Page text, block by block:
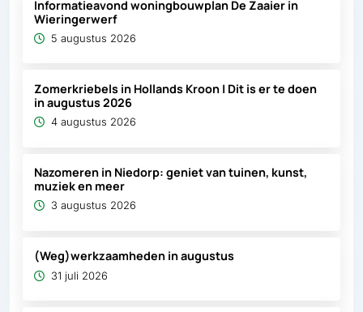
Informatieavond woningbouwplan De Zaaier in
Wieringerwerf
5 augustus 2026
Zomerkriebels in Hollands Kroon | Dit is er te doen
in augustus 2026
4 augustus 2026
Nazomeren in Niedorp: geniet van tuinen, kunst,
muziek en meer
3 augustus 2026
(Weg)werkzaamheden in augustus
31 juli 2026